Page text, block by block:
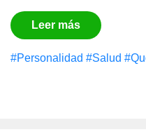
Leer más
#Personalidad #Salud